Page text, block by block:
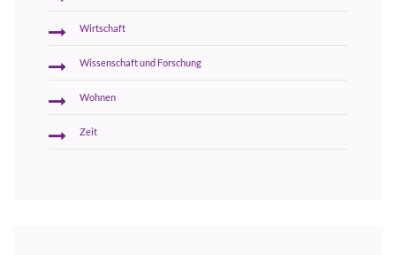
Wirtschaft
Wissenschaft und Forschung
Wohnen
Zeit